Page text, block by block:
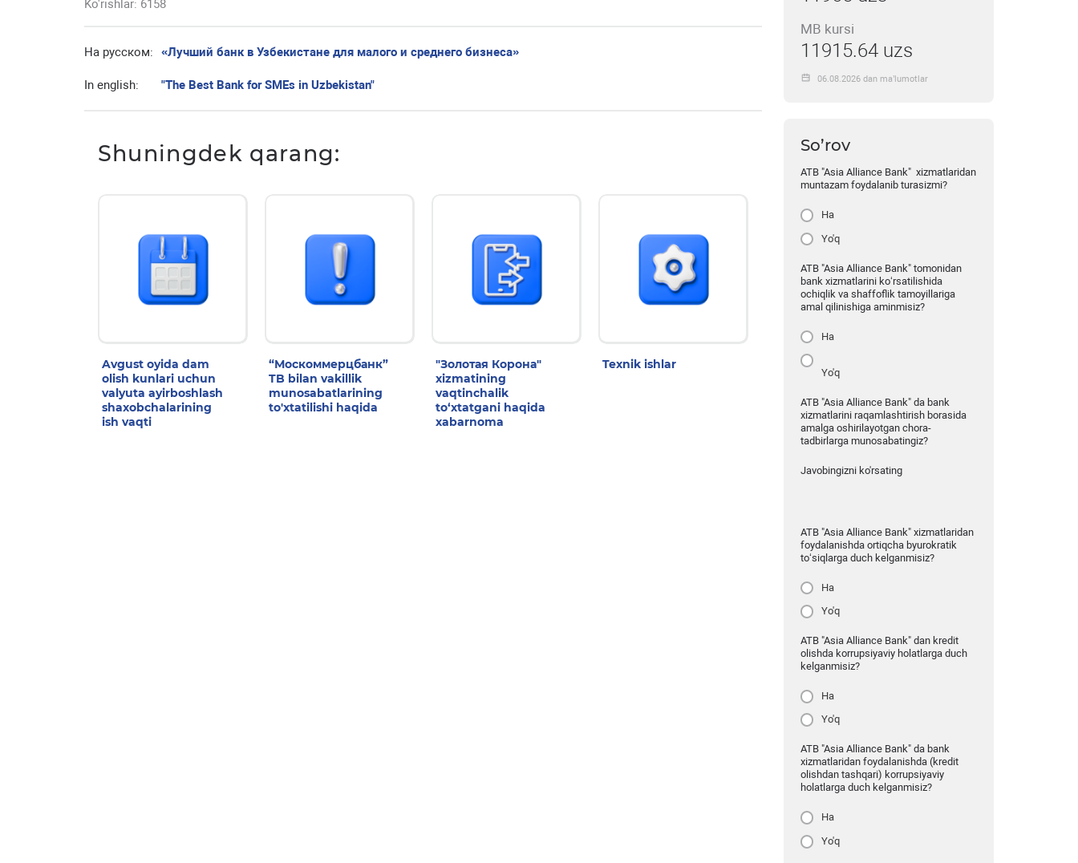
Ko'rishlar: 6158
На русском: «Лучший банк в Узбекистане для малого и среднего бизнеса»
In english: "The Best Bank for SMEs in Uzbekistan"
Shuningdek qarang:
Avgust oyida dam
olish kunlari uchun
valyuta ayirboshlash
shaxobchalarining
ish vaqti
“Москоммерцбанк”
TB bilan vakillik
munosabatlarining
to'xtatilishi haqida
"Золотая Корона"
xizmatining
vaqtinchalik
to‘xtatgani haqida
xabarnoma
Texnik ishlar
MB kursi
11915.64 uzs
06.08.2026 dan ma’lumotlar
So’rov
ATB "Asia Alliance Bank" xizmatlaridan
muntazam foydalanib turasizmi?
Ha
Yo'q
ATB "Asia Alliance Bank" tomonidan
bank xizmatlarini ko‘rsatilishida
ochiqlik va shaffoflik tamoyillariga
amal qilinishiga aminmisiz?
Ha
Yo'q
ATB "Asia Alliance Bank" da bank
xizmatlarini raqamlashtirish borasida
amalga oshirilayotgan chora-
tadbirlarga munosabatingiz?
Javobingizni ko'rsating
ATB "Asia Alliance Bank" xizmatlaridan
foydalanishda ortiqcha byurokratik
to‘siqlarga duch kelganmisiz?
Ha
Yo'q
ATB "Asia Alliance Bank" dan kredit
olishda korrupsiyaviy holatlarga duch
kelganmisiz?
Ha
Yo'q
ATB "Asia Alliance Bank" da bank
xizmatlaridan foydalanishda (kredit
olishdan tashqari) korrupsiyaviy
holatlarga duch kelganmisiz?
Ha
Yo'q